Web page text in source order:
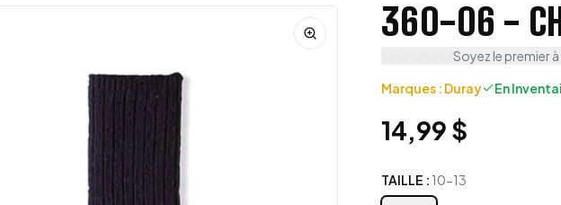
360-06 -
Soyez le premier
Marques : Duray En
14,99 $
TAILLE : 10-13